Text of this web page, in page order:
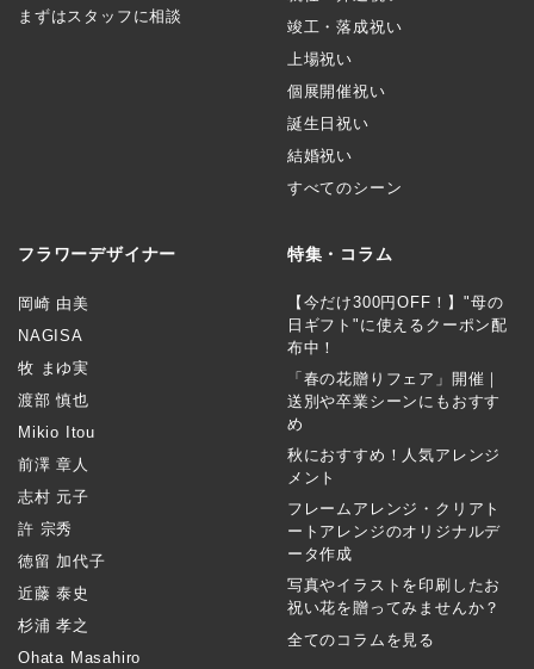
まずはスタッフに相談
竣工・落成祝い
上場祝い
個展開催祝い
誕生日祝い
結婚祝い
すべてのシーン
フラワーデザイナー
岡崎 由美
NAGISA
牧 まゆ実
渡部 慎也
Mikio Itou
前澤 章人
志村 元子
許 宗秀
徳留 加代子
近藤 泰史
杉浦 孝之
Ohata Masahiro
特集・コラム
【今だけ300円OFF！】"母の
日ギフト"に使えるクーポン配
布中！
「春の花贈りフェア」開催｜
送別や卒業シーンにもおすす
め
秋におすすめ！人気アレンジ
メント
フレームアレンジ・クリアト
ートアレンジのオリジナルデ
ータ作成
写真やイラストを印刷したお
祝い花を贈ってみませんか？
全てのコラムを見る